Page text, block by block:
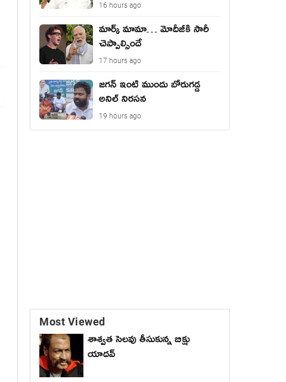
16 hours ago
మార్క్ మామా… మోదీజీకి సారీ
చెప్పాల్సిందే
17 hours ago
జగన్ ఇంటి ముందు బోరుగడ్డ
అనిల్ నిరసన
19 hours ago
Most Viewed
శాశ్వత సెలవు తీసుకున్న బిక్షు
యాదవ్